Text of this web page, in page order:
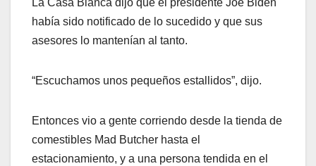
La Casa Blanca dijo que el presidente Joe Biden
había sido notificado de lo sucedido y que sus
asesores lo mantenían al tanto.
“Escuchamos unos pequeños estallidos”, dijo.
Entonces vio a gente corriendo desde la tienda de
comestibles Mad Butcher hasta el
estacionamiento, y a una persona tendida en el